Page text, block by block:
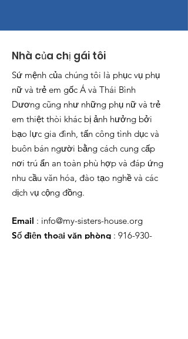
Nhà của chị gái tôi
Sứ mệnh của chúng tôi là phục vụ phụ
nữ và trẻ em gốc Á và Thái Bình
Dương cũng như những phụ nữ và trẻ
em thiệt thòi khác bị ảnh hưởng bởi
bạo lực gia đình, tấn công tình dục và
buôn bán người bằng cách cung cấp
nơi trú ẩn an toàn phù hợp và đáp ứng
nhu cầu văn hóa, đào tạo nghề và các
dịch vụ cộng đồng.
Email : info@my-sisters-house.org
Số điện thoại văn phòng : 916-930-